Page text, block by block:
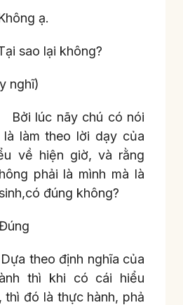
ạ.
lại không?
nghĩ)
nãy chú có nói
là làm theo lời dạy của
về hiện giờ, và rằng
phải là mình mà là
đúng không?
định nghĩa của
thì khi có cái hiểu
thì đó là thực hành, phả